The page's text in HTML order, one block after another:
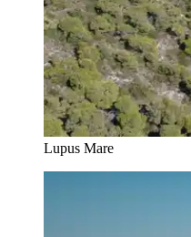
Lupus Mare